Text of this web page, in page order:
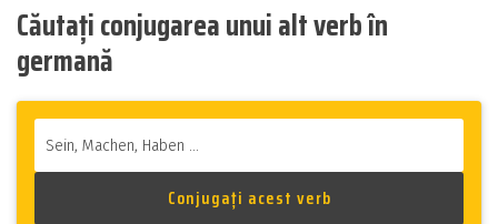
Căutați conjugarea unui alt verb în
germană